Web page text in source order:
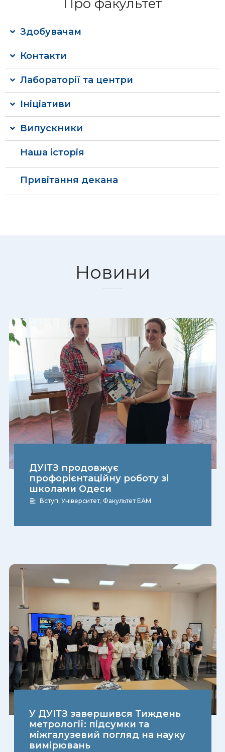
Про факультет
Здобувачам
Контакти
Лабораторії та центри
Ініціативи
Випускники
Наша історія
Привітання декана
Новини
ДУІТЗ продовжує
профорієнтаційну роботу зі
школами Одеси
Вступ, Університет, Факультет ЕАМ
У ДУІТЗ завершився Тиждень
метрології: підсумки та
міжгалузевий погляд на науку
вимірювань